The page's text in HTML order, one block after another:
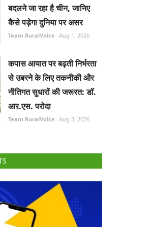
बदलने जा रहा है चीन, जानिए
कैसे पड़ेगा दुनिया पर असर
Team RuralVoice Aug 1, 2026
कपास आयात पर बढ़ती निर्भरता
से उबरने के लिए तकनीकी और
नीतिगत सुधारों की जरूरत: डॉ.
आर.एस. परोदा
Team RuralVoice Aug 3, 2026